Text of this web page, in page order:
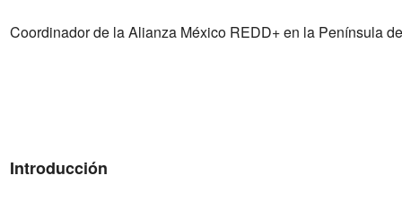
Coordinador de la Alianza México REDD+ en la Península
Introducción